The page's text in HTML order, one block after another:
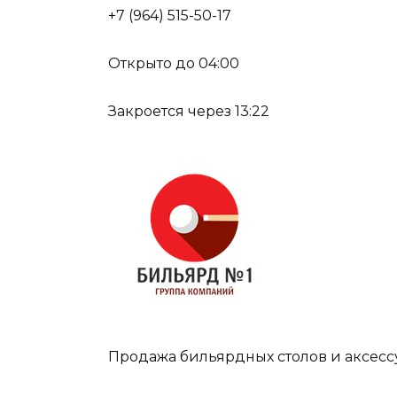
+7 (964) 515-50-17
Открыто до 04:00
Закроется через 13:22
Продажа бильярдных столов и